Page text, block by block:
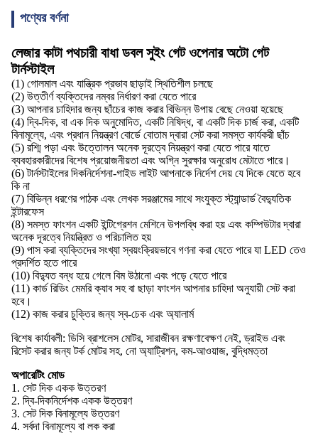
পণ্যের বর্ণনা
লেজার কাটা পথচারী বাধা ডবল সুইং গেট ওপেনার অটো গেট
টার্নস্টাইল
(1) গোলমাল এবং যান্ত্রিক প্রভাব ছাড়াই স্থিতিশীল চলছে
(2) উত্তীর্ণ ব্যক্তিদের নম্বর নির্ধারণ করা যেতে পারে
(3) আপনার চাহিদার জন্য ছাঁচের কাজ করার বিভিন্ন উপায় বেছে নেওয়া হয়েছে
(4) দ্বি-দিক, বা এক দিক অনুমোদিত, একটি নিষিদ্ধ, বা একটি দিক চার্জ করা, একটি
বিনামূল্যে, এবং প্রধান নিয়ন্ত্রণ বোর্ডে বোতাম দ্বারা সেট করা সমস্ত কার্যকরী ছাঁচ
(5) রশ্মি পড়া এবং উত্তোলন অনেক দূরত্বে নিয়ন্ত্রণ করা যেতে পারে যাতে
ব্যবহারকারীদের বিশেষ প্রয়োজনীয়তা এবং অগ্নি সুরক্ষার অনুরোধ মেটাতে পারে।
(6) টার্নস্টাইলের দিকনির্দেশনা-গাইড লাইট আপনাকে নির্দেশ দেয় যে দিকে যেতে হবে
কি না
(7) বিভিন্ন ধরণের পাঠক এবং লেখক সরঞ্জামের সাথে সংযুক্ত স্ট্যান্ডার্ড বৈদ্যুতিক
ইন্টারফেস
(8) সমস্ত ফাংশন একটি ইন্টিগ্রেশন মেশিনে উপলব্ধি করা হয় এবং কম্পিউটার দ্বারা
অনেক দূরত্বে নিয়ন্ত্রিত ও পরিচালিত হয়
(9) পাস করা ব্যক্তিদের সংখ্যা স্বয়ংক্রিয়ভাবে গণনা করা যেতে পারে যা LED তেও
প্রদর্শিত হতে পারে
(10) বিদ্যুত বন্ধ হয়ে গেলে বিম উঠানো এবং পড়ে যেতে পারে
(11) কার্ড রিডিং মেমরি ক্যাব সহ বা ছাড়া ফাংশন আপনার চাহিদা অনুযায়ী সেট করা
হবে।
(12) কাজ করার চুক্তির জন্য স্ব-চেক এবং অ্যালার্ম
বিশেষ কার্যাবলী: ডিসি ব্রাশলেস মোটর, সারাজীবন রক্ষণাবেক্ষণ নেই, ড্রাইভ এবং
রিসেট করার জন্য টর্ক মোটর সহ, নো অ্যাট্রিশন, কম-আওয়াজ, বুদ্ধিমত্তা
অপারেটিং মোড
1. সেট দিক একক উত্তরণ
2. দ্বি-দিকনির্দেশক একক উত্তরণ
3. সেট দিক বিনামূল্যে উত্তরণ
4. সর্বদা বিনামূল্যে বা লক করা